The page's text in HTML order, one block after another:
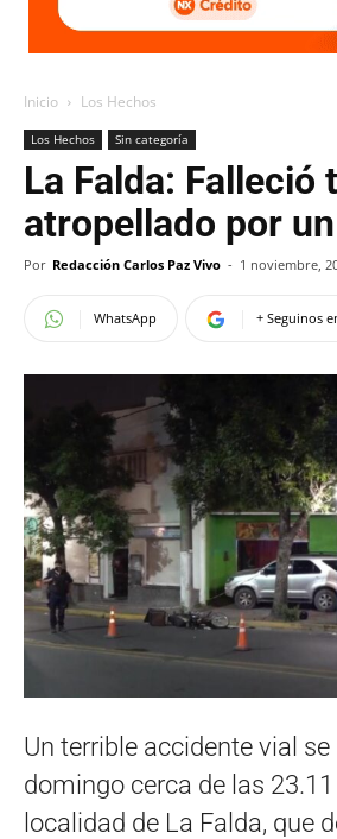
Inicio Los Hechos
Los Hechos Sin categoría
La Falda: Falleció
atropellado por
Por Redacción Carlos Paz Vivo - 1 noviembre,
WhatsApp + Seguinos
Un terrible accidente vial se
domingo cerca de las
localidad de La Falda, que